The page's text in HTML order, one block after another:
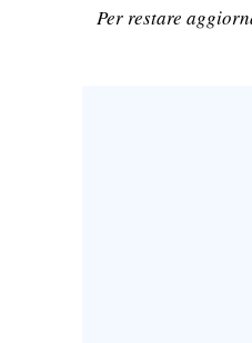
Per restare